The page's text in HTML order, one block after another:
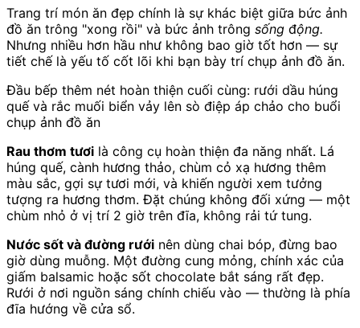
Trang trí món ăn đẹp chính là sự khác biệt giữa bức ảnh
đồ ăn trông "xong rồi" và bức ảnh trông sống động.
Nhưng nhiều hơn hầu như không bao giờ tốt hơn — sự
tiết chế là yếu tố cốt lõi khi bạn bày trí chụp ảnh đồ ăn.
Đầu bếp thêm nét hoàn thiện cuối cùng: rưới dầu húng
quế và rắc muối biển vảy lên sò điệp áp chảo cho buổi
chụp ảnh đồ ăn
Rau thơm tươi là công cụ hoàn thiện đa năng nhất. Lá
húng quế, cành hương thảo, chùm cỏ xạ hương thêm
màu sắc, gợi sự tươi mới, và khiến người xem tưởng
tượng ra hương thơm. Đặt chúng không đối xứng — một
chùm nhỏ ở vị trí 2 giờ trên đĩa, không rải tứ tung.
Nước sốt và đường rưới nên dùng chai bóp, đừng bao
giờ dùng muỗng. Một đường cung mỏng, chính xác của
giấm balsamic hoặc sốt chocolate bắt sáng rất đẹp.
Rưới ở nơi nguồn sáng chính chiếu vào — thường là phía
đĩa hướng về cửa sổ.